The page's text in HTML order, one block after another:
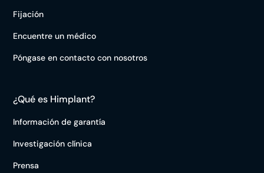
Fijación
Encuentre un médico
Póngase en contacto con nosotros
¿Qué es Himplant?
Información de garantía
Investigación clínica
Prensa